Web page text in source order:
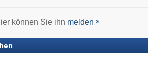
können Sie ihn melden